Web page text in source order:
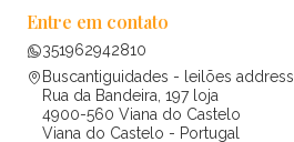
Entre em contato
351962942810
Buscantiguidades - leilões address
Rua da Bandeira, 197 loja
4900-560 Viana do Castelo
Viana do Castelo - Portugal